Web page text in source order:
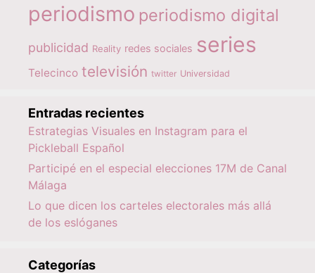
periodismo periodismo digital
publicidad Reality redes sociales series
Telecinco televisión twitter Universidad
Entradas recientes
Estrategias Visuales en Instagram para el
Pickleball Español
Participé en el especial elecciones 17M de Canal
Málaga
Lo que dicen los carteles electorales más allá
de los eslóganes
Categorías